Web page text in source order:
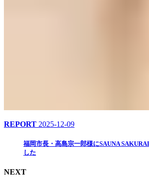
REPORT 2025-12-09
福岡市長・高島宗一郎様にSAUNA
した
NEXT